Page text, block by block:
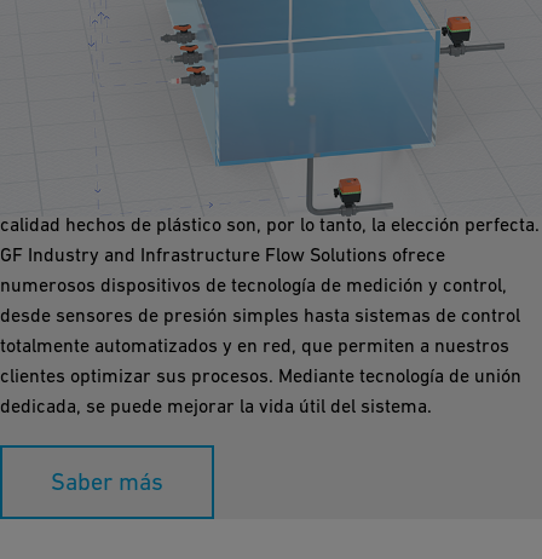
Tratamiento de Superficie
En el tratamiento de superficie, el proceso está sujeto a un
estricto control para evitar cont. Para transportar medios
químicos, las soluciones y componentes de sistema de alta
calidad hechos de plástico son, por lo tanto, la elección perfecta.
GF Industry and Infrastructure Flow Solutions ofrece
numerosos dispositivos de tecnología de medición y control,
desde sensores de presión simples hasta sistemas de control
totalmente automatizados y en red, que permiten a nuestros
clientes optimizar sus procesos. Mediante tecnología de unión
dedicada, se puede mejorar la vida útil del sistema.
Saber más